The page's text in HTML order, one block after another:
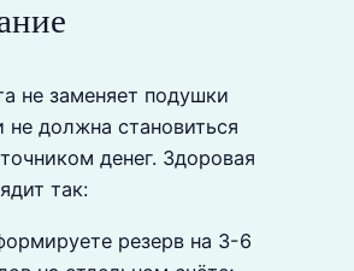
не заменяет подушки
не должна становиться
денег. Здоровая
так:
резерв на 3-6